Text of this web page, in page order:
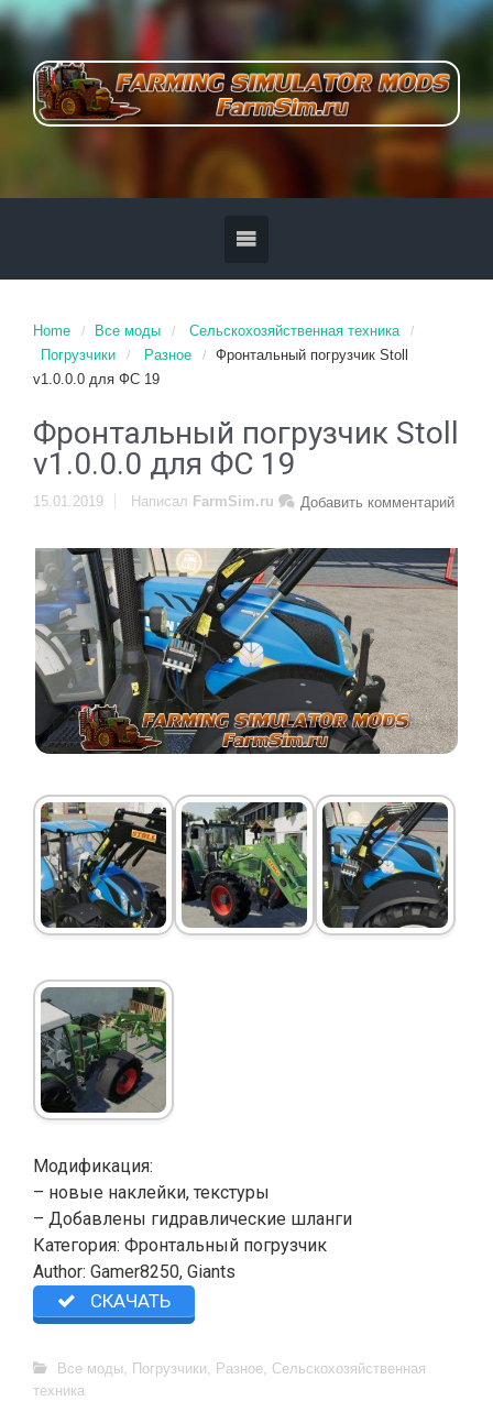
Home Все моды
Сельскохозяйственная техника
Погрузчики
Разное
Фронтальный погрузчик Stoll
v1.0.0.0 для ФС 19
Фронтальный погрузчик Stoll
v1.0.0.0 для ФС 19
15.01.2019 Добавить комментарий
Написал FarmSim.ru
Модификация:
– новые наклейки, текстуры
– Добавлены гидравлические шланги
Категория: Фронтальный погрузчик
Author: Gamer8250, Giants
СКАЧАТЬ
Все моды, Погрузчики, Разное, Сельскохозяйственная
техника